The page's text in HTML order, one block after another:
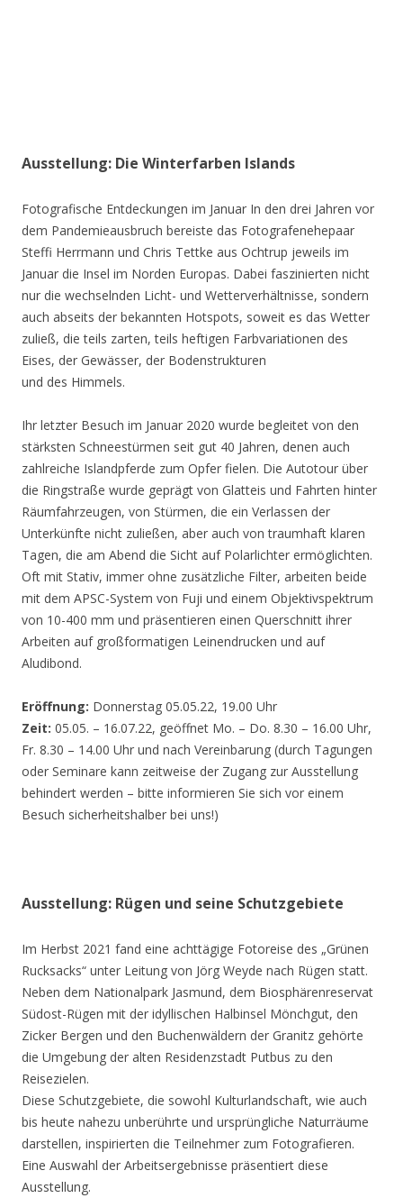
Ausstellung: Die Winterfarben Islands
Fotografische Entdeckungen im Januar In den drei Jahren vor
dem Pandemieausbruch bereiste das Fotografenehepaar
Steffi Herrmann und Chris Tettke aus Ochtrup jeweils im
Januar die Insel im Norden Europas. Dabei faszinierten nicht
nur die wechselnden Licht- und Wetterverhältnisse, sondern
auch abseits der bekannten Hotspots, soweit es das Wetter
zuließ, die teils zarten, teils heftigen Farbvariationen des
Eises, der Gewässer, der Bodenstrukturen
und des Himmels.
Ihr letzter Besuch im Januar 2020 wurde begleitet von den
stärksten Schneestürmen seit gut 40 Jahren, denen auch
zahlreiche Islandpferde zum Opfer fielen. Die Autotour über
die Ringstraße wurde geprägt von Glatteis und Fahrten hinter
Räumfahrzeugen, von Stürmen, die ein Verlassen der
Unterkünfte nicht zuließen, aber auch von traumhaft klaren
Tagen, die am Abend die Sicht auf Polarlichter ermöglichten.
Oft mit Stativ, immer ohne zusätzliche Filter, arbeiten beide
mit dem APSC-System von Fuji und einem Objektivspektrum
von 10-400 mm und präsentieren einen Querschnitt ihrer
Arbeiten auf großformatigen Leinendrucken und auf
Aludibond.
Eröffnung: Donnerstag 05.05.22, 19.00 Uhr
Zeit: 05.05. – 16.07.22, geöffnet Mo. – Do. 8.30 – 16.00 Uhr,
Fr. 8.30 – 14.00 Uhr und nach Vereinbarung (durch Tagungen
oder Seminare kann zeitweise der Zugang zur Ausstellung
behindert werden – bitte informieren Sie sich vor einem
Besuch sicherheitshalber bei uns!)
Ausstellung: Rügen und seine Schutzgebiete
Im Herbst 2021 fand eine achttägige Fotoreise des „Grünen
Rucksacks“ unter Leitung von Jörg Weyde nach Rügen statt.
Neben dem Nationalpark Jasmund, dem Biosphärenreservat
Südost-Rügen mit der idyllischen Halbinsel Mönchgut, den
Zicker Bergen und den Buchenwäldern der Granitz gehörte
die Umgebung der alten Residenzstadt Putbus zu den
Reisezielen.
Diese Schutzgebiete, die sowohl Kulturlandschaft, wie auch
bis heute nahezu unberührte und ursprüngliche Naturräume
darstellen, inspirierten die Teilnehmer zum Fotografieren.
Eine Auswahl der Arbeitsergebnisse präsentiert diese
Ausstellung.